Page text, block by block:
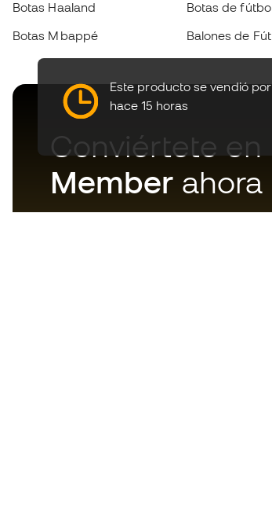
Este producto se vendió
hace 15 horas
Botas Haaland
Botas Mbappé
Botas de
Balones de
Conviértete en
Member ahora